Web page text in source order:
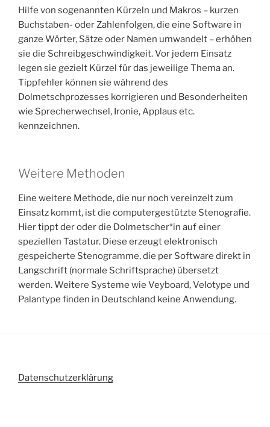
Hilfe von sogenannten Kürzeln und Makros – kurzen
Buchstaben- oder Zahlenfolgen, die eine Software in
ganze Wörter, Sätze oder Namen umwandelt – erhöhen
sie die Schreibgeschwindigkeit. Vor jedem Einsatz
legen sie gezielt Kürzel für das jeweilige Thema an.
Tippfehler können sie während des
Dolmetschprozesses korrigieren und Besonderheiten
wie Sprecherwechsel, Ironie, Applaus etc.
kennzeichnen.
Weitere Methoden
Eine weitere Methode, die nur noch vereinzelt zum
Einsatz kommt, ist die computergestützte Stenografie.
Hier tippt der oder die Dolmetscher*in auf einer
speziellen Tastatur. Diese erzeugt elektronisch
gespeicherte Stenogramme, die per Software direkt in
Langschrift (normale Schriftsprache) übersetzt
werden. Weitere Systeme wie Veyboard, Velotype und
Palantype finden in Deutschland keine Anwendung.
Datenschutzerklärung